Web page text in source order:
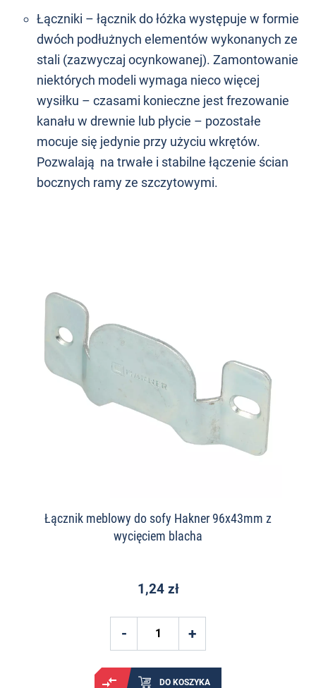
Łączniki – łącznik do łóżka występuje w formie
dwóch podłużnych elementów wykonanych ze
stali (zazwyczaj ocynkowanej). Zamontowanie
niektórych modeli wymaga nieco więcej
wysiłku – czasami konieczne jest frezowanie
kanału w drewnie lub płycie – pozostałe
mocuje się jedynie przy użyciu wkrętów.
Pozwalają na trwałe i stabilne łączenie ścian
bocznych ramy ze szczytowymi.
Łącznik meblowy do sofy Hakner 96x43mm z
wycięciem blacha
1,24 zł
DO KOSZYKA